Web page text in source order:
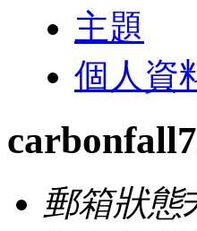
主題
個人資
郵箱狀態